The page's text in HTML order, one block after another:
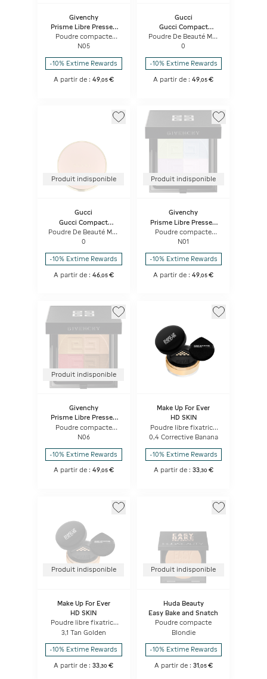
Givenchy
Prisme Libre Pressed
Powder
Poudre compacte
fixatrice, floutante et
matifiante
N05
-10% Extime Rewards
A partir de : 49, 05 €
Gucci
Gucci Compact
Finishing Powder
Poudre De Beauté Mat
Naturel
0
-10% Extime Rewards
A partir de :49 ,05 €
Produit indisponible
Gucci
Gucci Compact
Finishing Powder
Poudre De Beauté Mat
Naturel
0
-10% Extime Rewards
A partir de : 46, 05 €
Produit indisponible
Givenchy
Prisme Libre Pressed
Powder
Poudre compacte
fixatrice, floutante et
matifiante
N01
-10% Extime Rewards
A partir de :49 ,05 €
Produit indisponible
Givenchy
Prisme Libre Pressed
Poudre compacte
fixatrice, floutante et
matifiante
N06
-10% Extime Rewards
A partir de : 49,05 €
Make Up For Ever
HD SKIN
Poudre libre fixatrice
indétectable et
matifiante
0,4 Corrective Banana
-10% Extime Rewards
A partir de : 33,30 €
Produit indisponible
Make Up For Ever
HD SKIN
Poudre libre fixatrice
indétectable et
matifiante
3,1 Tan Golden
-10% Extime Rewards
A partir de :33,30 €
Produit indisponible
Huda Beauty
Easy Bake and Snatch
Poudre compacte
Blondie
-10% Extime Rewards
A partir de : 31,05 €